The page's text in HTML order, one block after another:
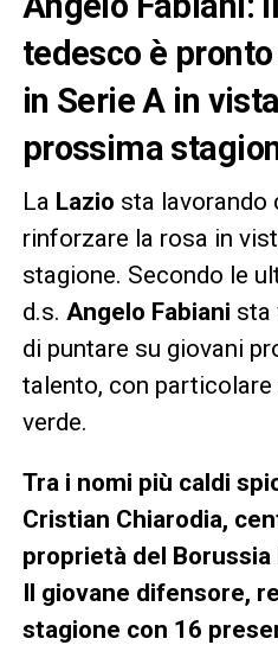
tedesco è
in Serie A in
prossima
La Lazio sta lavorando
rinforzare la rosa in
stagione. Secondo le
d.s. Angelo Fabiani sta
di puntare su giovani
talento, con
verde.
Tra i nomi più caldi
Cristian Chiarodia,
proprietà del
Il giovane difensore,
stagione con 16